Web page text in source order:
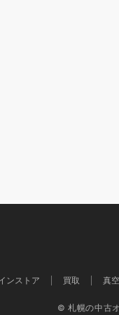
ンストア 買取 真
© 札幌の中古